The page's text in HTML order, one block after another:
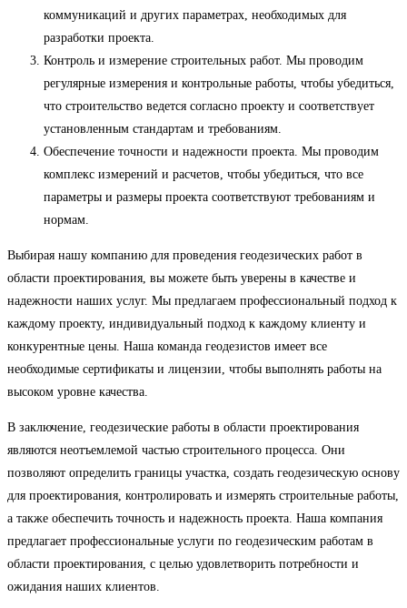
коммуникаций и других параметрах, необходимых для
разработки проекта.
Контроль и измерение строительных работ. Мы проводим
регулярные измерения и контрольные работы, чтобы убедиться,
что строительство ведется согласно проекту и соответствует
установленным стандартам и требованиям.
Обеспечение точности и надежности проекта. Мы проводим
комплекс измерений и расчетов, чтобы убедиться, что все
параметры и размеры проекта соответствуют требованиям и
нормам.
Выбирая нашу компанию для проведения геодезических работ в
области проектирования, вы можете быть уверены в качестве и
надежности наших услуг. Мы предлагаем профессиональный подход к
каждому проекту, индивидуальный подход к каждому клиенту и
конкурентные цены. Наша команда геодезистов имеет все
необходимые сертификаты и лицензии, чтобы выполнять работы на
высоком уровне качества.
В заключение, геодезические работы в области проектирования
являются неотъемлемой частью строительного процесса. Они
позволяют определить границы участка, создать геодезическую основу
для проектирования, контролировать и измерять строительные работы,
а также обеспечить точность и надежность проекта. Наша компания
предлагает профессиональные услуги по геодезическим работам в
области проектирования, с целью удовлетворить потребности и
ожидания наших клиентов.